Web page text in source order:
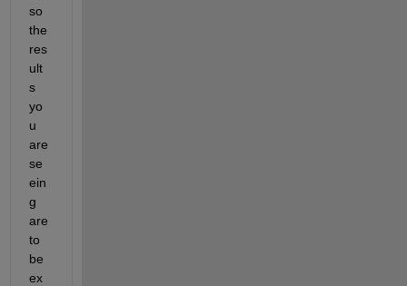
so
the
res
ult
s
yo
u
are
se
ein
g
are
to
be
ex